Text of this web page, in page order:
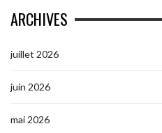
ARCHIVES
juillet 2026
juin 2026
mai 2026